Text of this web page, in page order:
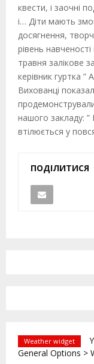
квести, і заочні
і… Діти мають
досягнення,
рівень навченості
травня залікове
керівник гуртка ”
Вихованці
нашого закладу: ”
втілюється у
ПОДІЛИТИСЯ
Weather widget
General Options >